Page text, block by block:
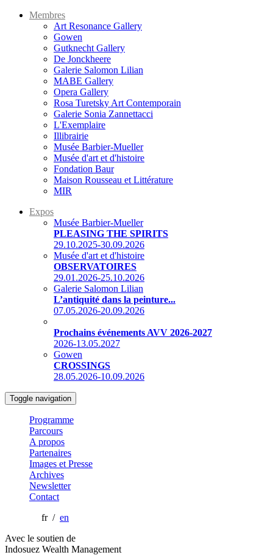
Membres
Art Resonance Gallery
Gowen
Gutknecht Gallery
De Jonckheere
Galerie Salomon Lilian
MABE Gallery
Opera Gallery
Rosa Turetsky Art Contemporain
Galerie Sonia Zannettacci
L'Exemplaire
Illibrairie
Musée Barbier-Mueller
Musée d'art et d'histoire
Fondation Baur
Maison Rousseau et Littérature
MIR
Expos
Musée Barbier-Mueller
PLEASING THE SPIRITS
29.10.2025-30.09.2026
Musée d'art et d'histoire
OBSERVATOIRES
29.01.2026-25.10.2026
Galerie Salomon Lilian
L’antiquité dans la peinture...
07.05.2026-20.09.2026
Prochains événements AVV 2026-2027
2026-13.05.2027
Gowen
CROSSINGS
28.05.2026-10.09.2026
Toggle navigation
Programme
Parcours
A propos
Partenaires
Images et Presse
Archives
Newsletter
Contact
fr / en
Avec le soutien de
Indosuez Wealth Management